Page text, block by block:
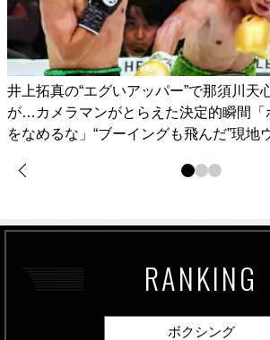
井上拓真の“エグいアッパー”で那須川天
が…カメラマンがとらえた決定的瞬間「
をなめるな」“ブーイングも飛んだ”現地
RANKING
ボクシング